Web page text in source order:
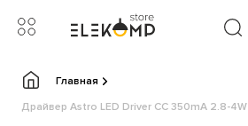
Главная
Драйвер Astro LED Driver CC 350mA 2.8-